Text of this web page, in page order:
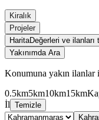
Kiralık
Projeler
HaritaDeğerleri ve
Yakınımda Ara
Konumuna yakın ilanlar
0.5km5km10km15km
İl Temizle